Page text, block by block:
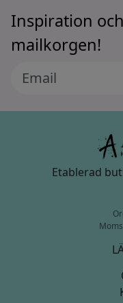
Inspiration
mailkorgen!
Etablerad